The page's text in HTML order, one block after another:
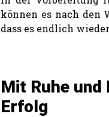
können es nach den
dass es endlich
Mit Ruhe und
Erfolg